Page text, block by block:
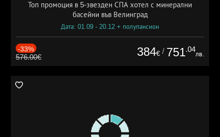
Топ промоция в 5-звезден СПА хотел с минерални
басейни във Велинград
Дата: 01.09 - 20.12 + полупансион
-33%
576.00€ 384€ / 751.04
лв.